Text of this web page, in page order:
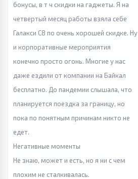
бонусы, в т ч скидки на гаджеты. Я на
четвертый месяц работы взяла себе
Галакси С8 по очень хорошей скидке. Ну
и корпоративные мероприятия
конечно просто огонь. Многие у нас
даже ездили от компании на Байкал
бесплатно. До пандемии слышала, что
планируется поездка за границу, но
пока по понятным причинам никто не
едет.
Негативные моменты
Не знаю, может и есть, но я ни с чем
плохим не сталкивалась.